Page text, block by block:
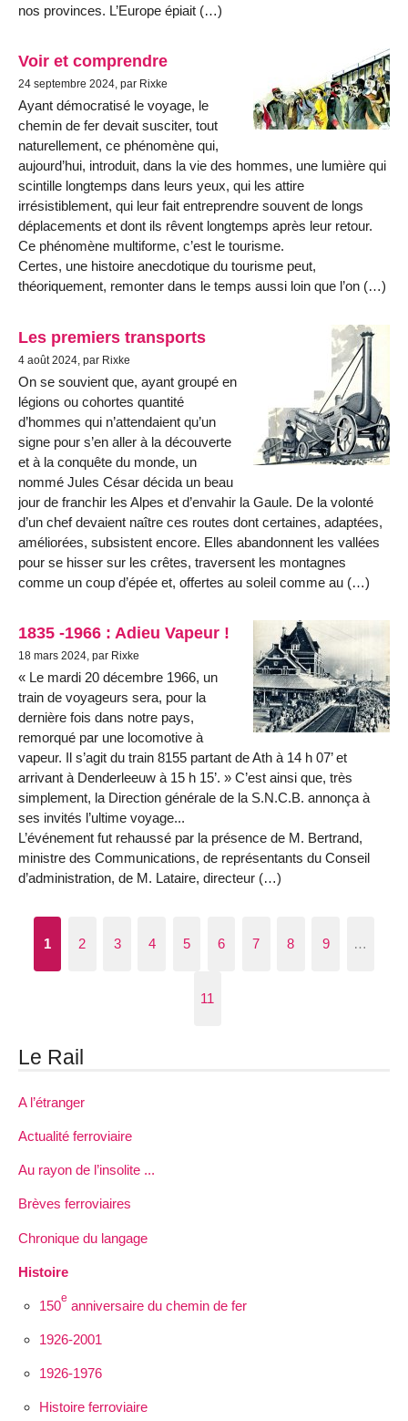
nos provinces. L’Europe épiait (…)
Voir et comprendre
24 septembre 2024, par Rixke
Ayant démocratisé le voyage, le
chemin de fer devait susciter, tout
naturellement, ce phénomène qui,
aujourd’hui, introduit, dans la vie des hommes, une lumière qui
scintille longtemps dans leurs yeux, qui les attire
irrésistiblement, qui leur fait entreprendre souvent de longs
déplacements et dont ils rêvent longtemps après leur retour.
Ce phénomène multiforme, c’est le tourisme.
Certes, une histoire anecdotique du tourisme peut,
théoriquement, remonter dans le temps aussi loin que l’on (…)
Les premiers transports
4 août 2024, par Rixke
On se souvient que, ayant groupé en
légions ou cohortes quantité
d’hommes qui n’attendaient qu’un
signe pour s’en aller à la découverte
et à la conquête du monde, un
nommé Jules César décida un beau
jour de franchir les Alpes et d’envahir la Gaule. De la volonté
d’un chef devaient naître ces routes dont certaines, adaptées,
améliorées, subsistent encore. Elles abandonnent les vallées
pour se hisser sur les crêtes, traversent les montagnes
comme un coup d’épée et, offertes au soleil comme au (…)
1835 -1966 : Adieu Vapeur !
18 mars 2024, par Rixke
« Le mardi 20 décembre 1966, un
train de voyageurs sera, pour la
dernière fois dans notre pays,
remorqué par une locomotive à
vapeur. Il s’agit du train 8155 partant de Ath à 14 h 07’ et
arrivant à Denderleeuw à 15 h 15’. » C’est ainsi que, très
simplement, la Direction générale de la S.N.C.B. annonça à
ses invités l’ultime voyage...
L’événement fut rehaussé par la présence de M. Bertrand,
ministre des Communications, de représentants du Conseil
d’administration, de M. Lataire, directeur (…)
1 2 3 4 5 6 7 8 9 …
11
Le Rail
A l’étranger
Actualité ferroviaire
Au rayon de l’insolite ...
Brèves ferroviaires
Chronique du langage
Histoire
150e anniversaire du chemin de fer
1926-2001
1926-1976
Histoire ferroviaire